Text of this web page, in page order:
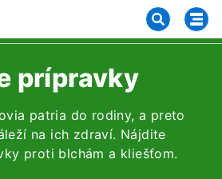
prípravky
patria do rodiny, a preto
na ich zdraví. Nájdite
proti blchám a kliešťom.